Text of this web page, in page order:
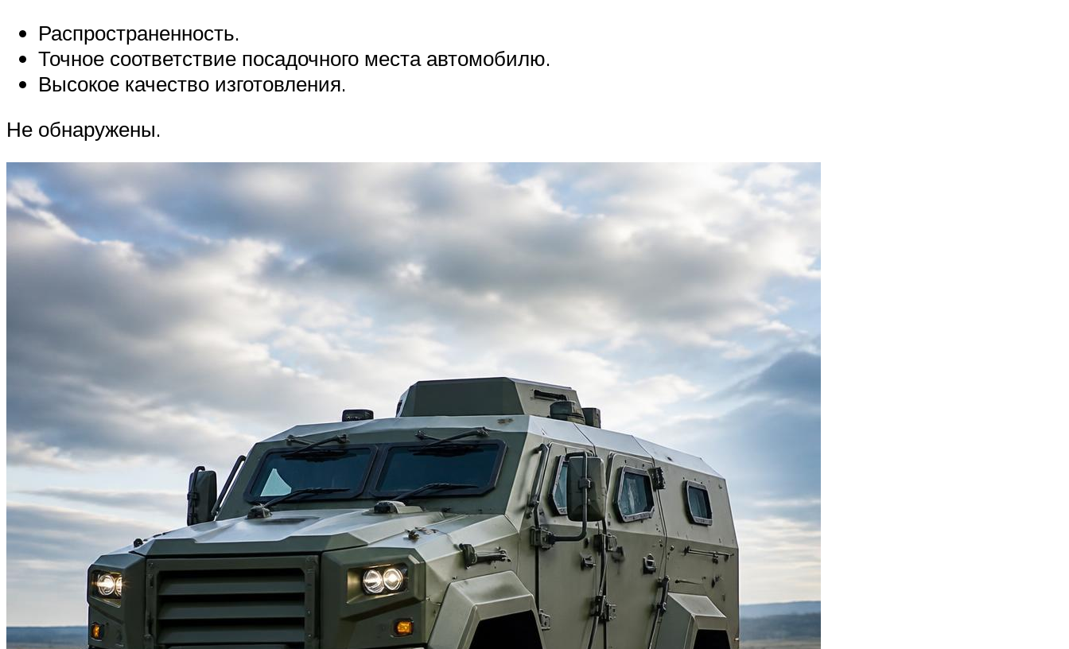
Распространенность.
Точное соответствие посадочного места автомобилю.
Высокое качество изготовления.
Не обнаружены.